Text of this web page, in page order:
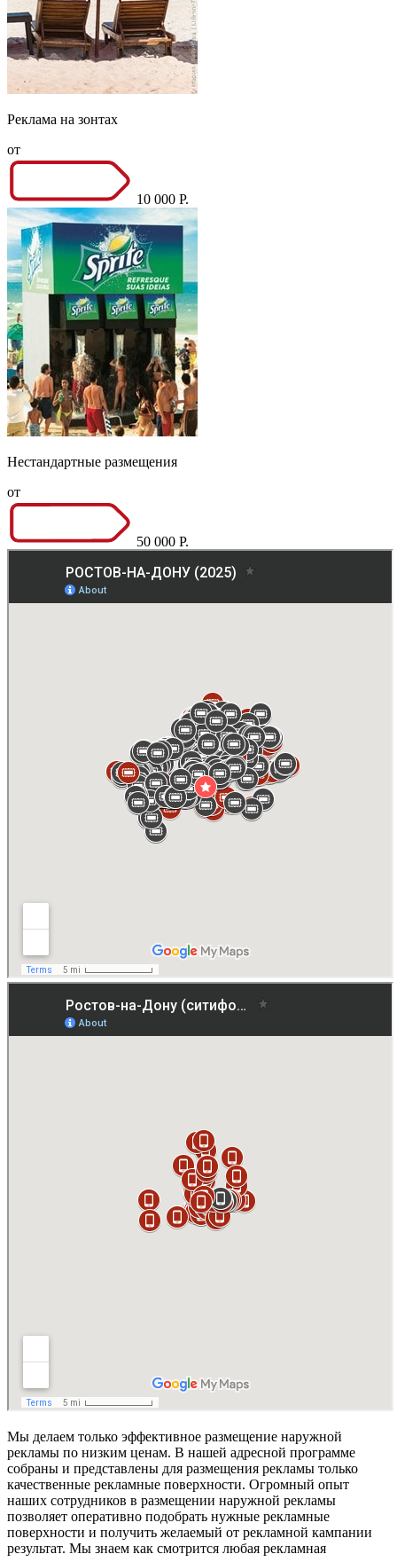
Реклама на зонтах
от
10 000 Р.
Нестандартные размещения
от
50 000 Р.
Мы делаем только эффективное размещение наружной
рекламы по низким ценам. В нашей адресной программе
собраны и представлены для размещения рекламы только
качественные рекламные поверхности. Огромный опыт
наших сотрудников в размещении наружной рекламы
позволяет оперативно подобрать нужные рекламные
поверхности и получить желаемый от рекламной кампании
результат. Мы знаем как смотрится любая рекламная